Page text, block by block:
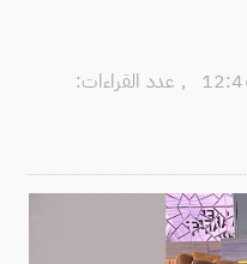
, عدد القراءات: